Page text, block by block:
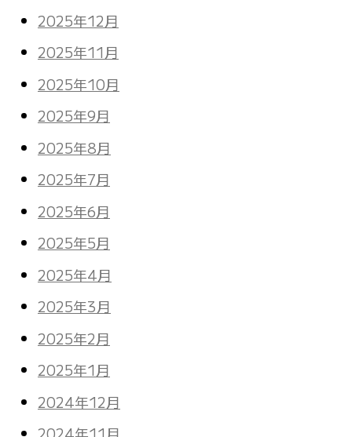
2025年12月
2025年11月
2025年10月
2025年9月
2025年8月
2025年7月
2025年6月
2025年5月
2025年4月
2025年3月
2025年2月
2025年1月
2024年12月